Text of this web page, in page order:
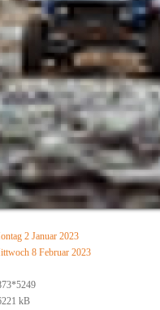
2 Januar 2023
8 Februar 2023
kB